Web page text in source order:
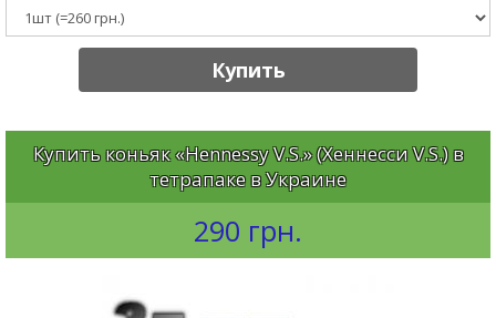
Купить
Купить коньяк «Hennessy V.S.» (Хеннесси V.S.) в
тетрапаке в Украине
290 грн.